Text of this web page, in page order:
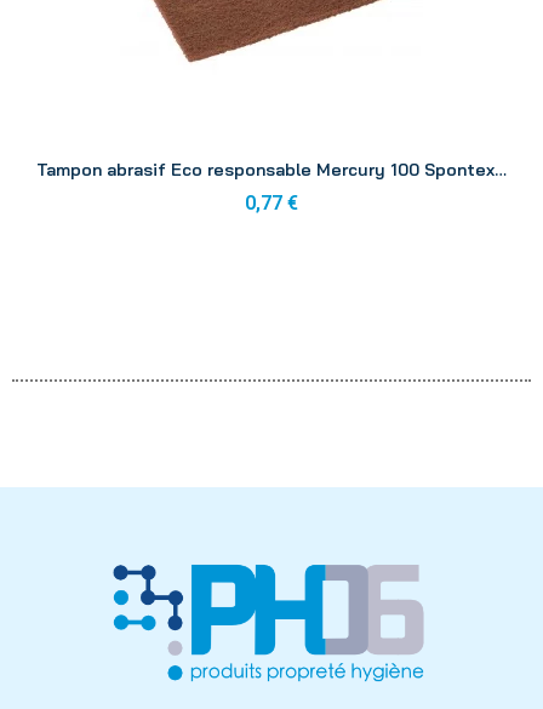
Tampon abrasif Eco responsable Mercury 100 Spontex 150 x 225
0,77 €